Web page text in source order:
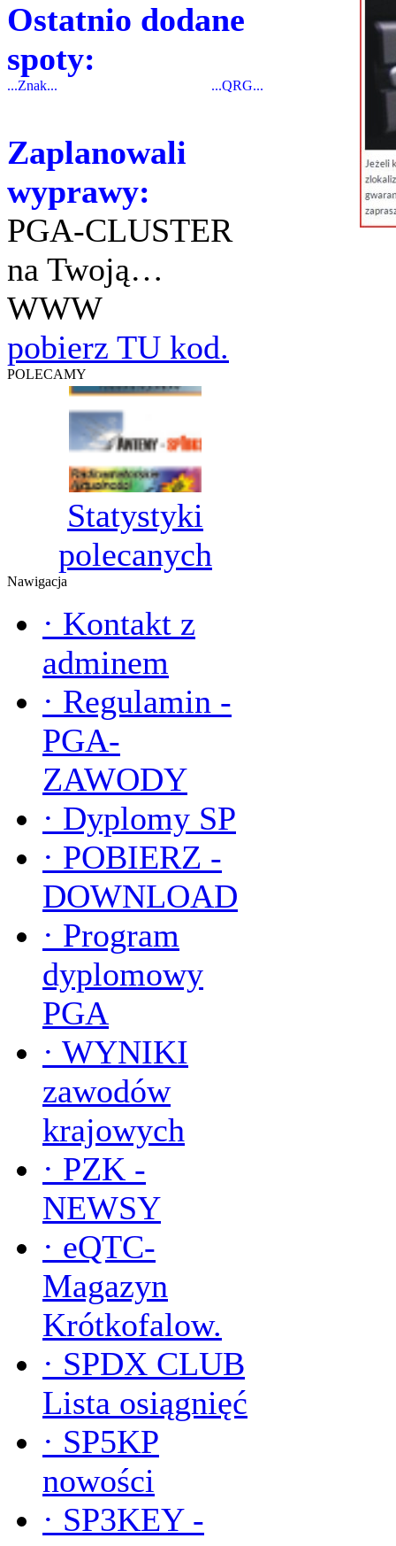
Ostatnio dodane
spoty:
...Znak... ...QRG...
Zaplanowali
wyprawy:
PGA-CLUSTER
na Twoją…
WWW
pobierz TU kod.
POLECAMY
Statystyki
polecanych
Nawigacja
· Kontakt z
adminem
· Regulamin -
PGA-
ZAWODY
· Dyplomy SP
· POBIERZ -
DOWNLOAD
· Program
dyplomowy
PGA
· WYNIKI
zawodów
krajowych
· PZK -
NEWSY
· eQTC-
Magazyn
Krótkofalow.
· SPDX CLUB
Lista osiągnięć
· SP5KP
nowości
· SP3KEY -